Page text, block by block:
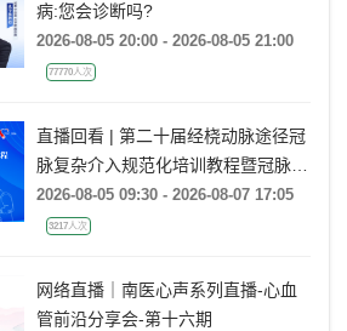
病:您会诊断吗?
2026-08-05 20:00 - 2026-08-05 21:00
77770人次
直播回看 | 第二十届经桡动脉途径冠
脉复杂介入规范化培训教程暨冠脉
CTO病变ATS技术培训（TCC
2026）
2026-08-05 09:30 - 2026-08-07 17:05
3217人次
网络直播｜南医心声系列直播-心血
管前沿分享会-第十六期